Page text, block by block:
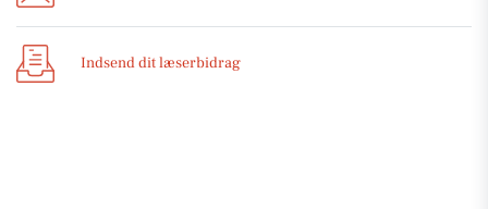
Indsend dit læserbidrag